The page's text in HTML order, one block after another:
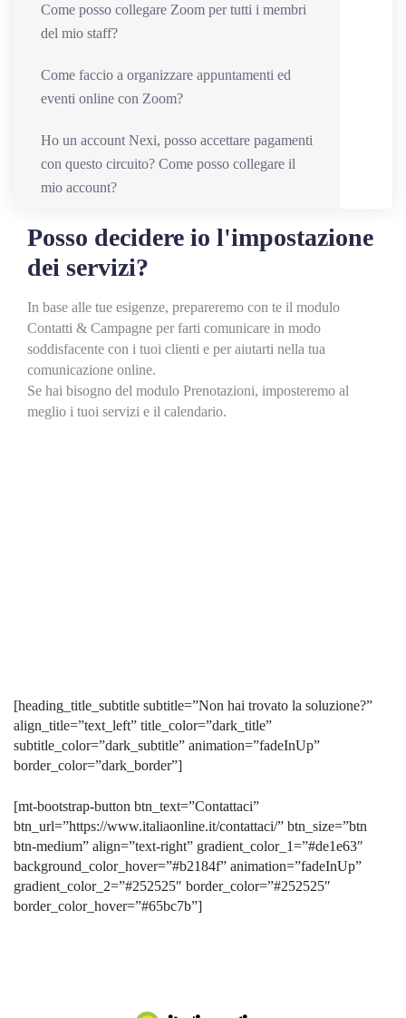
Come posso collegare Zoom per tutti i membri
del mio staff?
Come faccio a organizzare appuntamenti ed
eventi online con Zoom?
Ho un account Nexi, posso accettare pagamenti
con questo circuito? Come posso collegare il
mio account?
Posso decidere io l'impostazione
dei servizi?
In base alle tue esigenze, prepareremo con te il modulo
Contatti & Campagne per farti comunicare in modo
soddisfacente con i tuoi clienti e per aiutarti nella tua
comunicazione online.
Se hai bisogno del modulo Prenotazioni, imposteremo al
meglio i tuoi servizi e il calendario.
[heading_title_subtitle subtitle=”Non hai trovato la soluzione?”
align_title=”text_left” title_color=”dark_title”
subtitle_color=”dark_subtitle” animation=”fadeInUp”
border_color=”dark_border”]
[mt-bootstrap-button btn_text=”Contattaci”
btn_url=”https://www.italiaonline.it/contattaci/” btn_size=”btn
btn-medium” align=”text-right” gradient_color_1=”#de1e63″
background_color_hover=”#b2184f” animation=”fadeInUp”
gradient_color_2=”#252525″ border_color=”#252525″
border_color_hover=”#65bc7b”]